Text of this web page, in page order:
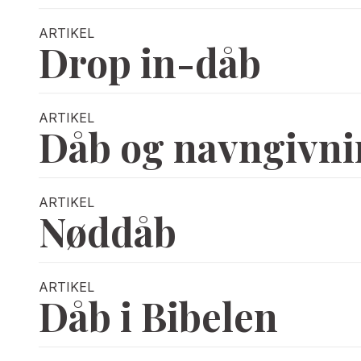
ARTIKEL
Drop in-dåb
ARTIKEL
Dåb og
ARTIKEL
Nøddåb
ARTIKEL
Dåb i Bibelen